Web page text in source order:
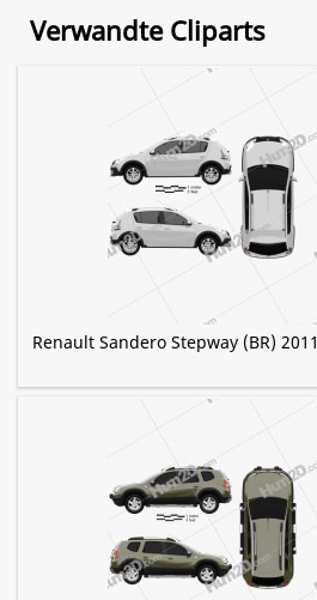
Verwandte Cliparts
Renault Sandero Stepway (BR) 2011